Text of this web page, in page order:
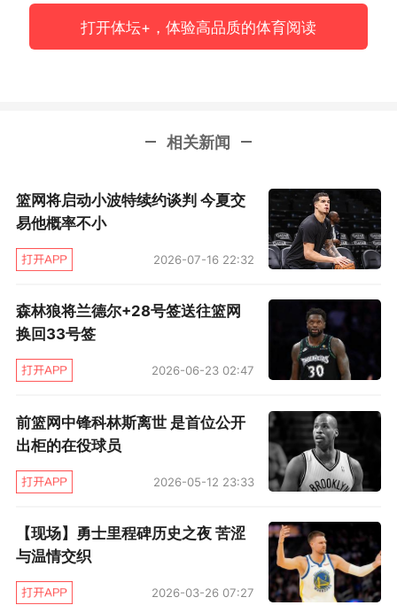
时间已经不多，很有可能会选择跳出。篮网有机
会在12月与他完成续约，但是他们很难在两个后
发，在控球后卫中，他或许排不进前十，但是绝
空间，他的合同性价比也很高，所以勒韦尔的交
易价值要比丁威迪更高。”马克斯说道：“如果你
想要升级阵容，勒韦尔和丁威迪几乎是必须要走
离职之前，阿特金森曾表示，球权的分配是篮网
队必须要解决的一大难题。但是考虑到丁威迪和
非是一个不可逾越的天堑。但是客观的事实却抵
消满足主观的排斥，欧文对前场厚度不足的暗
示，让阿特金斯的阵容球权配置实验直接夭折。
除此之外，根据多位消息人士透露，如果篮网队
寻求交易，优秀的年轻中锋阿伦或许也无法幸
免。包括魔术前锋阿隆·戈登以及老鹰队的约翰·柯
打开体坛+，体验高品质的体育阅读
相关新闻
篮网将启动小波特续约谈判 今夏交
易他概率不小
2026-07-16 22:32
森林狼将兰德尔+28号签送往篮网
换回33号签
2026-06-23 02:47
前篮网中锋科林斯离世 是首位公开
出柜的在役球员
2026-05-12 23:33
【现场】勇士里程碑历史之夜 苦涩
与温情交织
2026-03-26 07:27